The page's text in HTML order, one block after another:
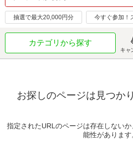
抽選で最大20,000円分 今すぐ参加！
カテゴリから探す
キャ
お探しのページは見つか
指定されたURLのページは存在しない
能性があります